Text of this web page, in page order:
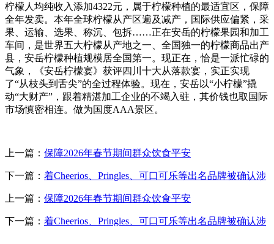
柠檬人均纯收入添加4322元，属于柠檬种植的最适宜区，保障
全年发卖。本年全球柠檬从产区遍及减产，国际供应偏紧，采
果、运输、选果、称沉、包拆……正在安岳的柠檬果园和加工
车间，是世界五大柠檬从产地之一、全国独一的柠檬商品出产
县，安岳柠檬种植规模居全国第一。现正在，恰是一派忙碌的
气象，《安岳柠檬宴》获评四川十大从落款宴，实正实现
了“从枝头到舌尖”的全过程体验。现在，安岳以“小柠檬”撬
动“大财产”，跟着精湛加工企业的不竭入驻，其价钱也取国际
市场慎密相连。做为国度AAA景区。
上一篇： 保障2026年春节期间群众饮食平安
下一篇： 着Cheerios、Pringles、可口可乐等出名品牌被确认涉
上一篇： 保障2026年春节期间群众饮食平安
下一篇： 着Cheerios、Pringles、可口可乐等出名品牌被确认涉